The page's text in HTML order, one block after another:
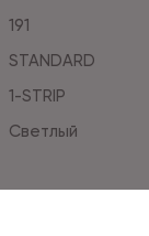
191
STANDARD
1-STRIP
Светлый